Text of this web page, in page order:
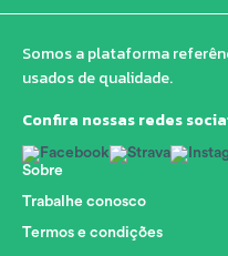
Somos a plataforma
usados de qualidade.
Confira nossas redes
Sobre
Trabalhe conosco
Termos e condições